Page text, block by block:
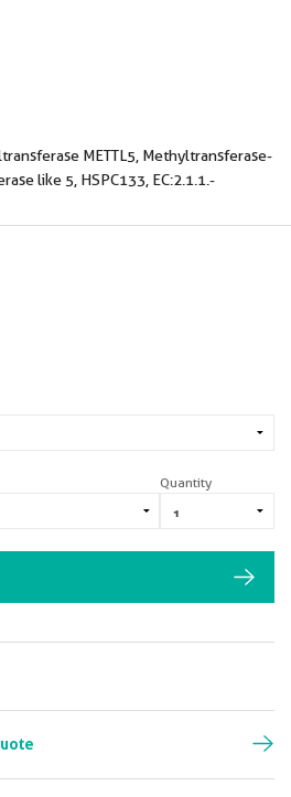
METTL5, Methyltransferase-
like 5, HSPC133, EC:2.1.1.-
Quantity